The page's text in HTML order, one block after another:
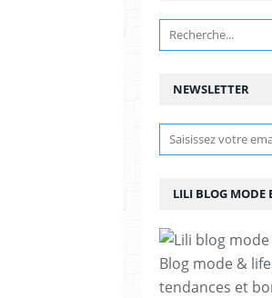
NEWSLETTER
LILI BLOG MODE
Blog mode &
tendances et